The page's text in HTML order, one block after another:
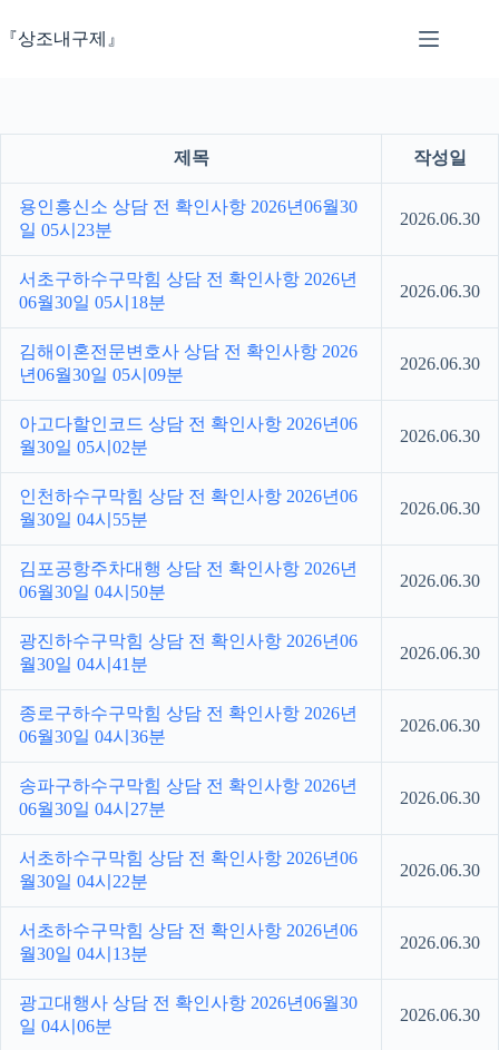
문『상조내구제』
제목 작성일
용인흥신소 상담 전 확인사항 2026년06월30
일 05시23분
2026.06.30
서초구하수구막힘 상담 전 확인사항 2026년
06월30일 05시18분
2026.06.30
김해이혼전문변호사 상담 전 확인사항 2026
년06월30일 05시09분
2026.06.30
아고다할인코드 상담 전 확인사항 2026년06
월30일 05시02분
2026.06.30
인천하수구막힘 상담 전 확인사항 2026년06
월30일 04시55분
2026.06.30
김포공항주차대행 상담 전 확인사항 2026년
06월30일 04시50분
2026.06.30
광진하수구막힘 상담 전 확인사항 2026년06
월30일 04시41분
2026.06.30
종로구하수구막힘 상담 전 확인사항 2026년
06월30일 04시36분
2026.06.30
송파구하수구막힘 상담 전 확인사항 2026년
06월30일 04시27분
2026.06.30
서초하수구막힘 상담 전 확인사항 2026년06
월30일 04시22분
2026.06.30
서초하수구막힘 상담 전 확인사항 2026년06
월30일 04시13분
2026.06.30
광고대행사 상담 전 확인사항 2026년06월30
일 04시06분
2026.06.30